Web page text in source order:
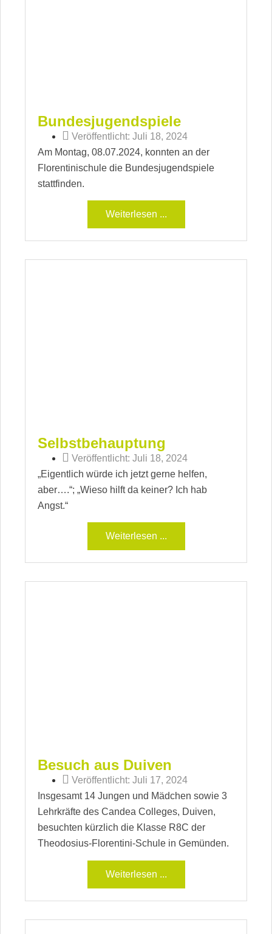
Bundesjugendspiele
Veröffentlicht: Juli 18, 2024
Am Montag, 08.07.2024, konnten an der
Florentinischule die Bundesjugendspiele
stattfinden.
Weiterlesen ...
Selbstbehauptung
Veröffentlicht: Juli 18, 2024
„Eigentlich würde ich jetzt gerne helfen,
aber….“; „Wieso hilft da keiner? Ich hab
Angst.“
Weiterlesen ...
Besuch aus Duiven
Veröffentlicht: Juli 17, 2024
Insgesamt 14 Jungen und Mädchen sowie 3
Lehrkräfte des Candea Colleges, Duiven,
besuchten kürzlich die Klasse R8C der
Theodosius-Florentini-Schule in Gemünden.
Weiterlesen ...